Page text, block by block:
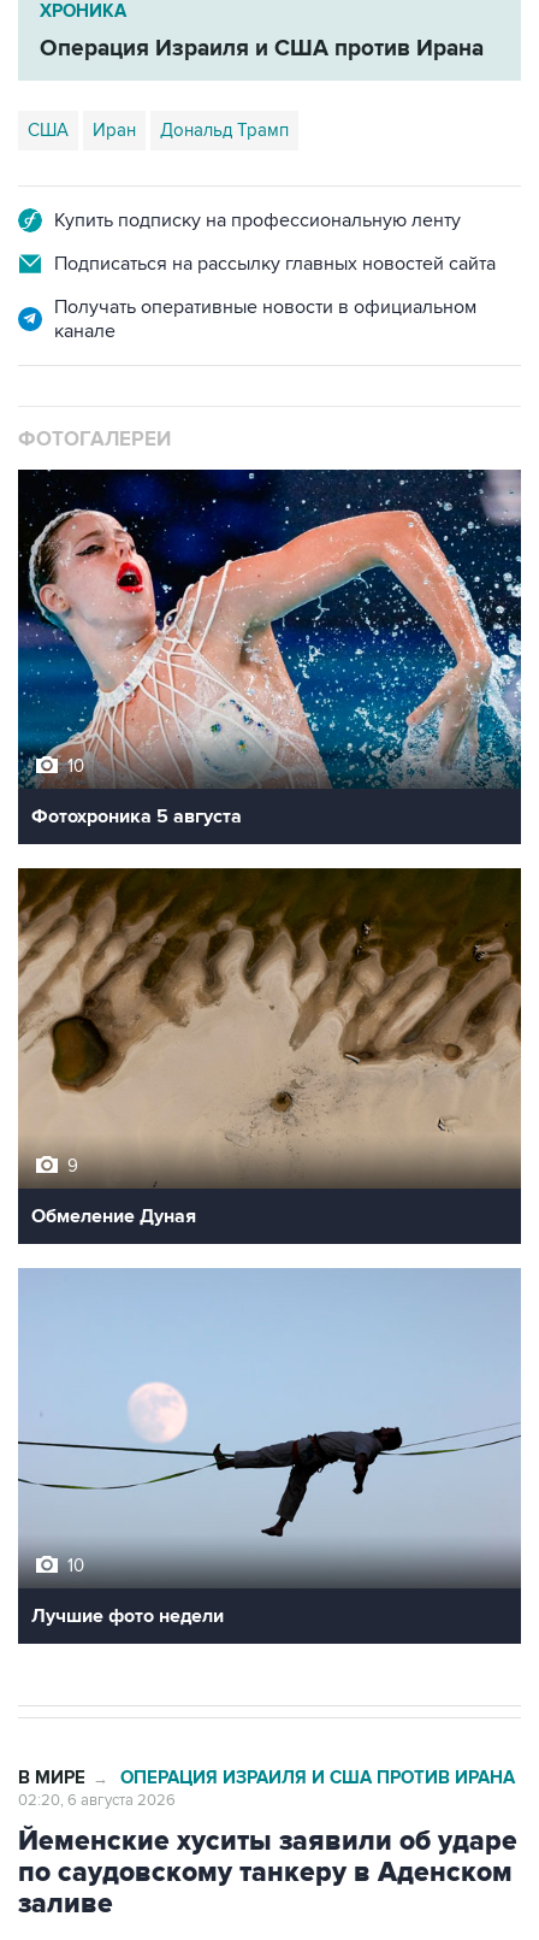
ХРОНИКА
Операция Израиля и США против Ирана
США Иран Дональд Трамп
Купить подписку на профессиональную ленту
Подписаться на рассылку главных новостей сайта
Получать оперативные новости в официальном
канале
ФОТОГАЛЕРЕИ
10
Фотохроника 5 августа
9
Обмеление Дуная
10
Лучшие фото недели
В МИРЕ → ОПЕРАЦИЯ ИЗРАИЛЯ И США ПРОТИВ ИРАНА
02:20, 6 августа 2026
Йеменские хуситы заявили об ударе
по саудовскому танкеру в Аденском
заливе